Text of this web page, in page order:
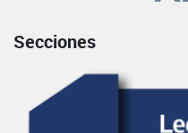
Secciones